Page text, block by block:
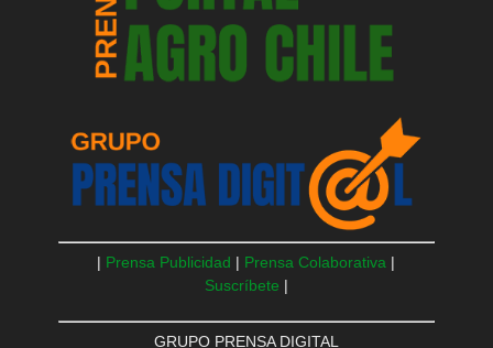
| Prensa Publicidad | Prensa Colaborativa |
Suscríbete |
GRUPO PRENSA DIGITAL